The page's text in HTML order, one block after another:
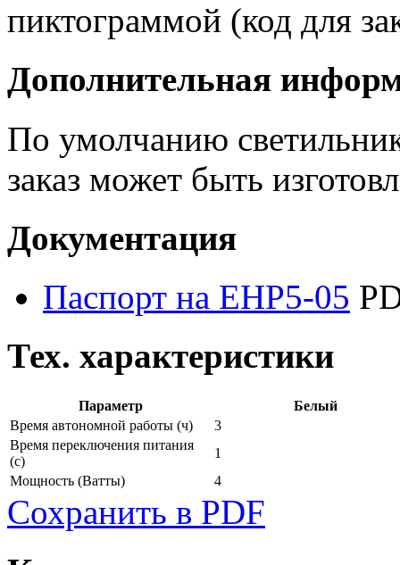
пиктограммой (код для
Дополнительная
По умолчанию
заказ может быть
Документация
Паспорт на EHP5-05
Тех. характеристики
Параметр
Белый
Время автономной работы (ч)
3
Время переключения питания
(с)
1
Мощность (Ватты) 4
Сохранить в PDF